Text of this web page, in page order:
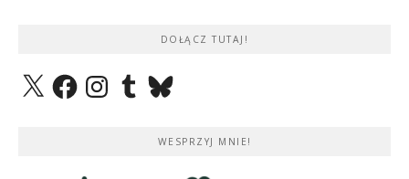
DOŁĄCZ TUTAJ!
X FacebookInstagramTumblrBluesky
WESPRZYJ MNIE!